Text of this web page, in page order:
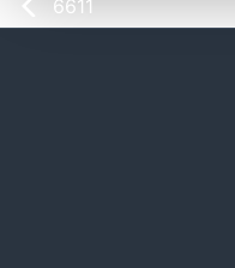
6611